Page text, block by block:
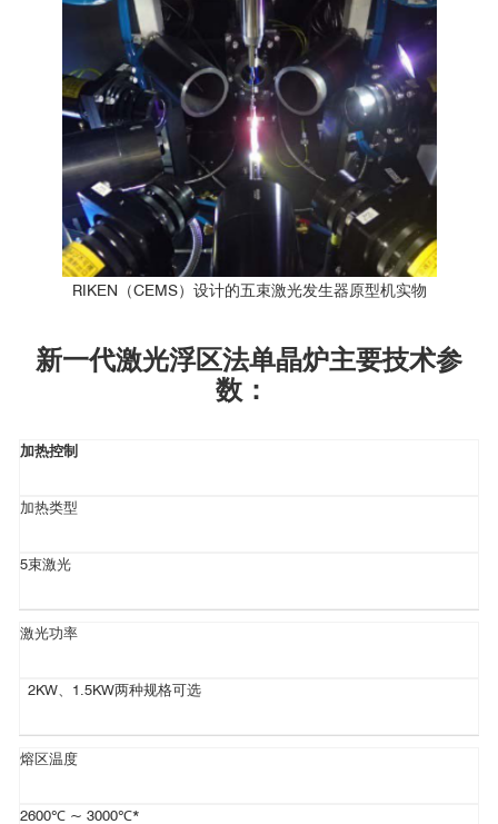
RIKEN（CEMS）设计的五束激光发生器原型机实物
新一代激光浮区法单晶炉主要技术参
数：
加热控制
加热类型
5束激光
激光功率
2KW、1.5KW两种规格可选
熔区温度
2600℃ ~ 3000℃*